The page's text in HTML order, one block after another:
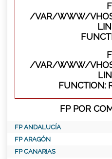
/VAR/WWW/
/VAR/WWW/
FUNCTION:
FP POR
FP ANDALUCÍA
FP ARAGÓN
FP CANARIAS